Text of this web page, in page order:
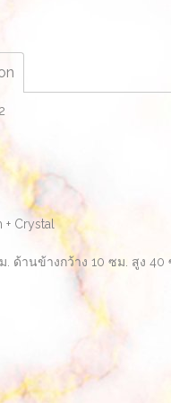
Crystal
านข้างกว้าง 10 ซม. สูง 40